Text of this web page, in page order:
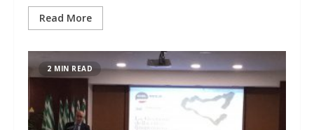
Read More
2 MIN READ